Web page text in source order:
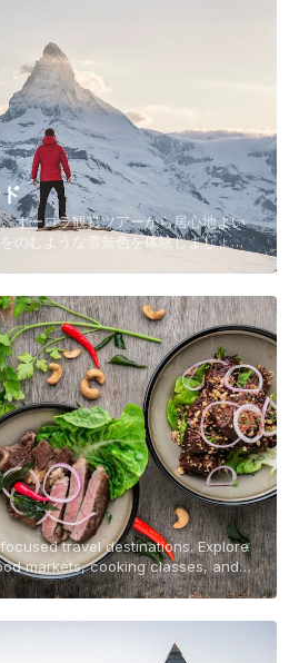
オーロラ観賞ツアーから居心地よい
のむような雪景色を体験しましょ
travel destinations. Explore
markets, cooking classes, and
of the world.